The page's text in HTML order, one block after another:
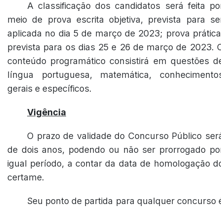
A classificação dos candidatos será feita
meio de prova escrita objetiva, prevista para
aplicada no dia 5 de março de 2023; prova
prevista para os dias 25 e 26 de março de 2023.
conteúdo programático consistirá em questões
língua portuguesa, matemática,
gerais e específicos.
Vigência
O prazo de validade do Concurso Público
de dois anos, podendo ou não ser prorrogado
igual período, a contar da data de homologação
certame.
Seu ponto de partida para qualquer concurso